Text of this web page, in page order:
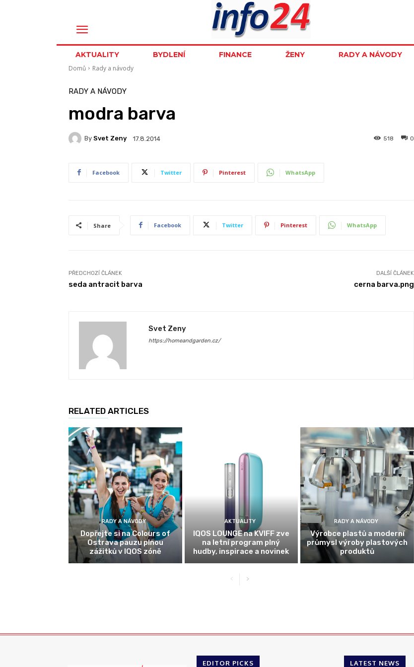
AKTUALITY BYDLENÍ FINANCE ŽENY RADY A NÁVODY
Domů Rady a návody
RADY A NÁVODY
modra barva
By Svet Zeny 17.8.2014 0
518
Facebook Twitter Pinterest WhatsApp
Share Facebook Twitter Pinterest WhatsApp
PŘEDCHOZÍ ČLÁNEK
seda antracit barva
DALŠÍ ČLÁNEK
cerna barva.png
Svet Zeny
https://homeandgarden.cz/
RELATED ARTICLES
RADY A NÁVODY
Dopřejte si na Colours of
Ostrava pauzu plnou
zážitků v IQOS zóně
AKTUALITY
IQOS LOUNGE na KVIFF zve
na letní program plný
hudby, inspirace a novinek
RADY A NÁVODY
Výrobce plastů a moderní
průmysl výroby plastových
produktů
EDITOR PICKS LATEST NEWS